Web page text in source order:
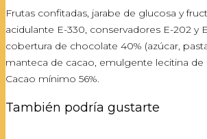
Frutas confitadas, jarabe de glucosa y
acidulante E-330, conservadores E-202 y
cobertura de chocolate 40% (azúcar,
manteca de cacao, emulgente lecitina de
Cacao mínimo 56%.
También podría gustarte